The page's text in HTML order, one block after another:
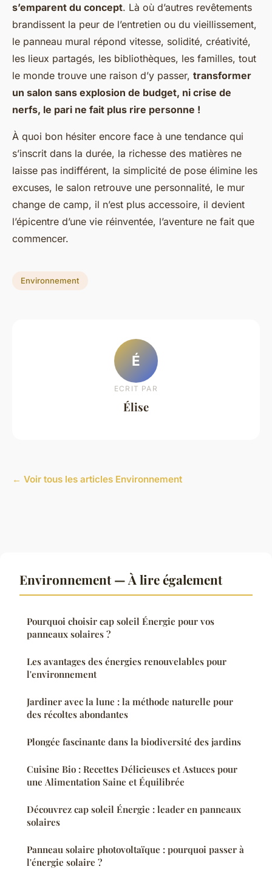
s’emparent du concept. Là où d’autres revêtements
brandissent la peur de l’entretien ou du vieillissement,
le panneau mural répond vitesse, solidité, créativité,
les lieux partagés, les bibliothèques, les familles, tout
le monde trouve une raison d’y passer, transformer
un salon sans explosion de budget, ni crise de
nerfs, le pari ne fait plus rire personne !
À quoi bon hésiter encore face à une tendance qui
s’inscrit dans la durée, la richesse des matières ne
laisse pas indifférent, la simplicité de pose élimine les
excuses, le salon retrouve une personnalité, le mur
change de camp, il n’est plus accessoire, il devient
l’épicentre d’une vie réinventée, l’aventure ne fait que
commencer.
Environnement
É
ECRIT PAR
Élise
← Voir tous les articles Environnement
Environnement — À lire également
Pourquoi choisir cap soleil Énergie pour vos
panneaux solaires ?
Les avantages des énergies renouvelables pour
l'environnement
Jardiner avec la lune : la méthode naturelle pour
des récoltes abondantes
Plongée fascinante dans la biodiversité des jardins
Cuisine Bio : Recettes Délicieuses et Astuces pour
une Alimentation Saine et Équilibrée
Découvrez cap soleil Énergie : leader en panneaux
solaires
Panneau solaire photovoltaïque : pourquoi passer à
l'énergie solaire ?